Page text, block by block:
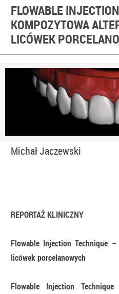
FLOWABLE
KOMPOZYTOWA
LICÓWEK
Michał Jaczewski
REPORTAŻ KLINICZNY
Flowable Injection Technique
licówek porcelanowych
Flowable Injection